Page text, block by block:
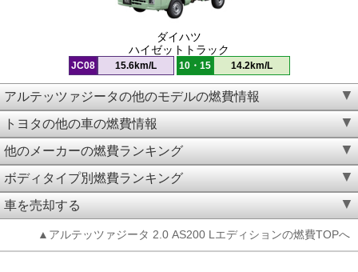
ダイハツ
ハイゼットトラック
JC08 15.6km/L 10・15 14.2km/L
アルテッツァジータの他のモデルの燃費情報
トヨタの他の車の燃費情報
他のメーカーの燃費ランキング
ボディタイプ別燃費ランキング
車を売却する
▲アルテッツァジータ 2.0 AS200 Lエディションの燃費TOPへ